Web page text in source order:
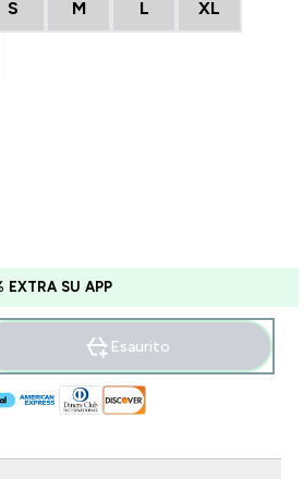
S M L XL
EXTRA SU APP
price
Esaurito